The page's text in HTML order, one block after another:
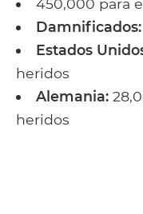
Damnificados:
Estados
heridos
Alemania:
heridos